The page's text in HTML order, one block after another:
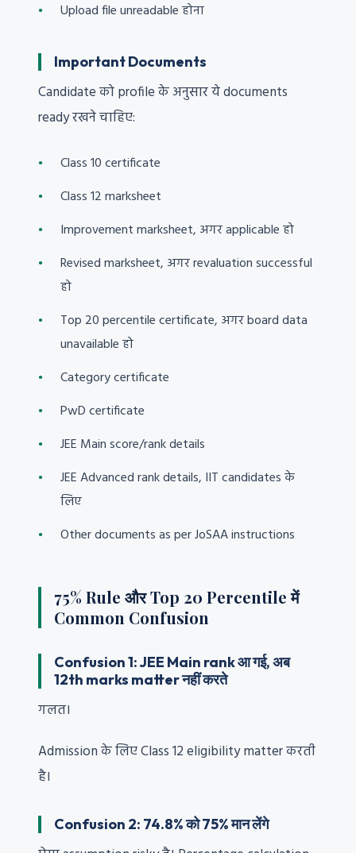
Upload file unreadable होना
Important Documents
Candidate को profile के अनुसार ये documents
ready रखने चाहिए:
Class 10 certificate
Class 12 marksheet
Improvement marksheet, अगर applicable हो
Revised marksheet, अगर revaluation successful
हो
Top 20 percentile certificate, अगर board data
unavailable हो
Category certificate
PwD certificate
JEE Main score/rank details
JEE Advanced rank details, IIT candidates के
लिए
Other documents as per JoSAA instructions
75% Rule और Top 20 Percentile में
Common Confusion
Confusion 1: JEE Main rank आ गई, अब
12th marks matter नहीं करते
गलत।
Admission के लिए Class 12 eligibility matter करती
है।
Confusion 2: 74.8% को 75% मान लेंगे